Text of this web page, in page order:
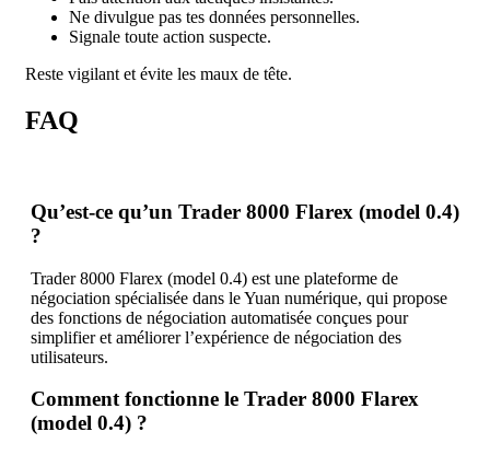
Ne divulgue pas tes données personnelles.
Signale toute action suspecte.
Reste vigilant et évite les maux de tête.
FAQ
Qu’est-ce qu’un Trader 8000 Flarex (model 0.4)
?
Trader 8000 Flarex (model 0.4) est une plateforme de
négociation spécialisée dans le Yuan numérique, qui propose
des fonctions de négociation automatisée conçues pour
simplifier et améliorer l’expérience de négociation des
utilisateurs.
Comment fonctionne le Trader 8000 Flarex
(model 0.4) ?